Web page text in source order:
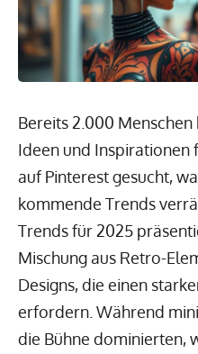
Bereits 2.000
Ideen und Inspirationen
auf Pinterest gesucht,
kommende Trends
Trends für 2025
Mischung aus Retro-
Designs, die einen
erfordern. Während
die Bühne dominierten,